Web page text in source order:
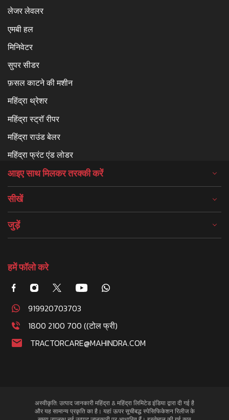
लेजर लेवलर
एमबी हल
मिनिवेटर
सुपर सीडर
फ़सल काटने की मशीन
महिंद्रा थ्रेशर
महिंद्रा स्ट्रॉ रीपर
महिंद्रा राउंड बेलर
महिंद्रा फ्रंट एंड लोडर
आइए साथ मिलकर तरक्की करें
सीखें
जुड़ें
हमें फॉलो करे
919920703703
1800 2100 700 ((टोल फ्री)
TRACTORCARE@MAHINDRA.COM
अस्वीकृति: उत्पाद जानकारी महिंद्रा & महिंद्रा लिमिटेड इंडिया द्वारा दी गई है
और यह सामान्य प्रकृति का है। यहां ऊपर सूचीबद्ध स्पेसिफिकेशन रिलीज के